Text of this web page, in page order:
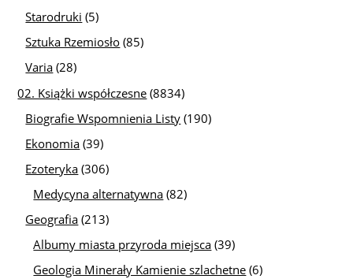
Starodruki (5)
Sztuka Rzemiosło (85)
Varia (28)
02. Książki współczesne (8834)
Biografie Wspomnienia Listy (190)
Ekonomia (39)
Ezoteryka (306)
Medycyna alternatywna (82)
Geografia (213)
Albumy miasta przyroda miejsca (39)
Geologia Minerały Kamienie szlachetne (6)